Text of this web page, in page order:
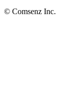
© Comsenz Inc.